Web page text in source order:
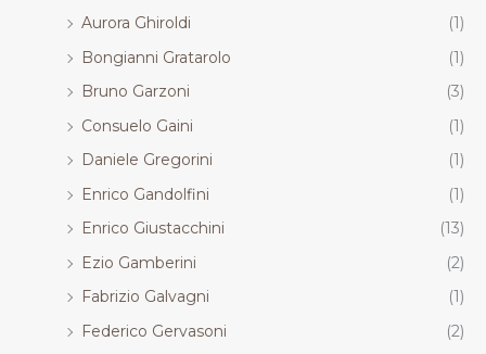
Aurora Ghiroldi
(1)
Bongianni Gratarolo
(1)
Bruno Garzoni
(3)
Consuelo Gaini
(1)
Daniele Gregorini
(1)
Enrico Gandolfini
(1)
Enrico Giustacchini
(13)
Ezio Gamberini
(2)
Fabrizio Galvagni
(1)
Federico Gervasoni
(2)